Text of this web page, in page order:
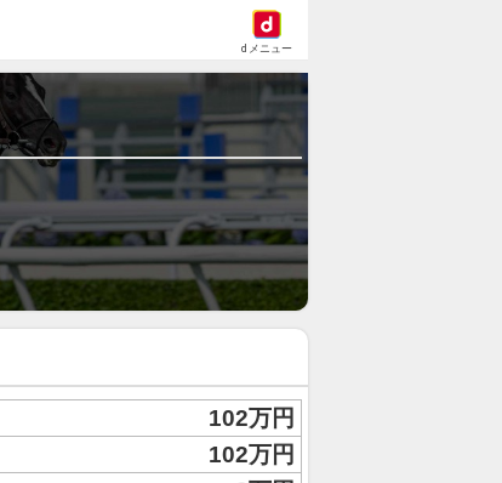
dメニュー
102万円
102万円